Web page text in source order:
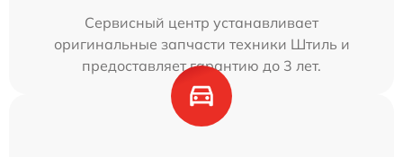
Сервисный центр устанавливает
оригинальные запчасти техники Штиль и
предоставляет гарантию до 3 лет.